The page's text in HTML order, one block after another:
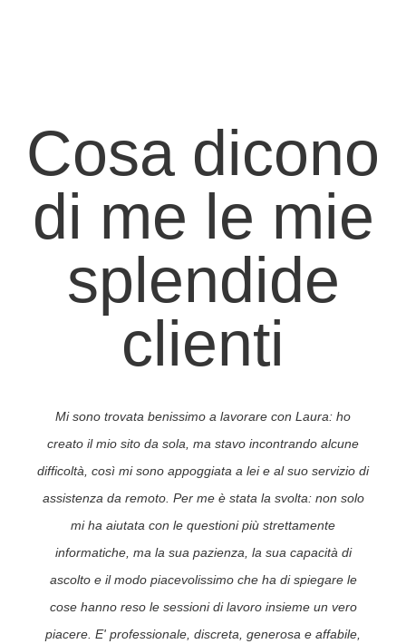
Cosa dicono
di me le mie
splendide
clienti
Mi sono trovata benissimo a lavorare con Laura: ho
creato il mio sito da sola, ma stavo incontrando alcune
difficoltà, così mi sono appoggiata a lei e al suo servizio di
assistenza da remoto. Per me è stata la svolta: non solo
mi ha aiutata con le questioni più strettamente
informatiche, ma la sua pazienza, la sua capacità di
ascolto e il modo piacevolissimo che ha di spiegare le
cose hanno reso le sessioni di lavoro insieme un vero
piacere. E' professionale, discreta, generosa e affabile,